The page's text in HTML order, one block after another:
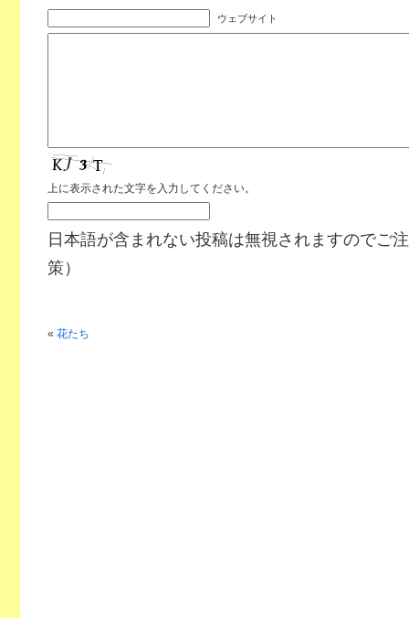
ウェブサイト
上に表示された文字を入力してください。
日本語が含まれない投稿は無視されますのでご
策）
« 花たち